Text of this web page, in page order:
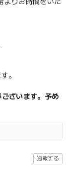
。
ざいます。予め
通報する